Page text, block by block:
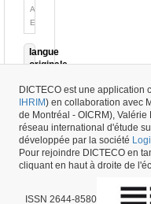
Autre
Essai
langue
originale
<pas
de
relation>
anglais
DICTECO est une application
IHRIM) en collaboration avec
de Montréal - OICRM),
réseau international d'étude
développée par la société
Pour rejoindre DICTECO en
cliquant en haut à droite de
ISSN 2644-8580